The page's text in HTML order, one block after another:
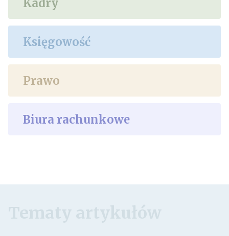
Kadry
Księgowość
Prawo
Biura rachunkowe